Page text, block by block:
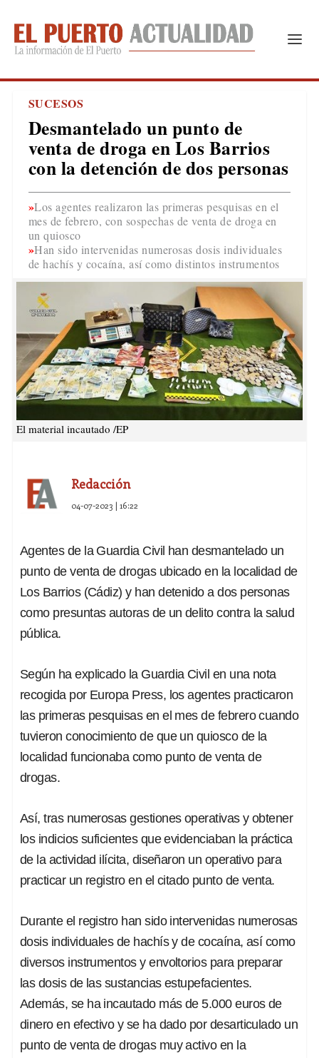
SUCESOS
Desmantelado un punto de
venta de droga en Los Barrios
con la detención de dos personas
Los agentes realizaron las primeras pesquisas en el
mes de febrero, con sospechas de venta de droga en
un quiosco
Han sido intervenidas numerosas dosis individuales
de hachís y cocaína, así como distintos instrumentos
El material incautado /EP
Redacción
04-07-2023 | 16:22
Agentes de la Guardia Civil han desmantelado un
punto de venta de drogas ubicado en la localidad de
Los Barrios (Cádiz) y han detenido a dos personas
como presuntas autoras de un delito contra la salud
pública.
Según ha explicado la Guardia Civil en una nota
recogida por Europa Press, los agentes practicaron
las primeras pesquisas en el mes de febrero cuando
tuvieron conocimiento de que un quiosco de la
localidad funcionaba como punto de venta de
drogas.
Así, tras numerosas gestiones operativas y obtener
los indicios suficientes que evidenciaban la práctica
de la actividad ilícita, diseñaron un operativo para
practicar un registro en el citado punto de venta.
Durante el registro han sido intervenidas numerosas
dosis individuales de hachís y de cocaína, así como
diversos instrumentos y envoltorios para preparar
las dosis de las sustancias estupefacientes.
Además, se ha incautado más de 5.000 euros de
dinero en efectivo y se ha dado por desarticulado un
punto de venta de drogas muy activo en la